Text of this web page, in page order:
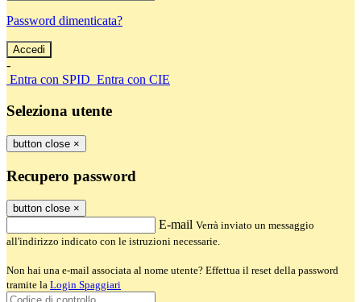
Password dimenticata?
-
Entra con SPID Entra con CIE
Seleziona utente
button close ×
Recupero password
button close ×
E-mail Verrà inviato un messaggio
all'indirizzo indicato con le istruzioni necessarie.
Non hai una e-mail associata al nome utente? Effettua il reset della password
tramite la Login Spaggiari